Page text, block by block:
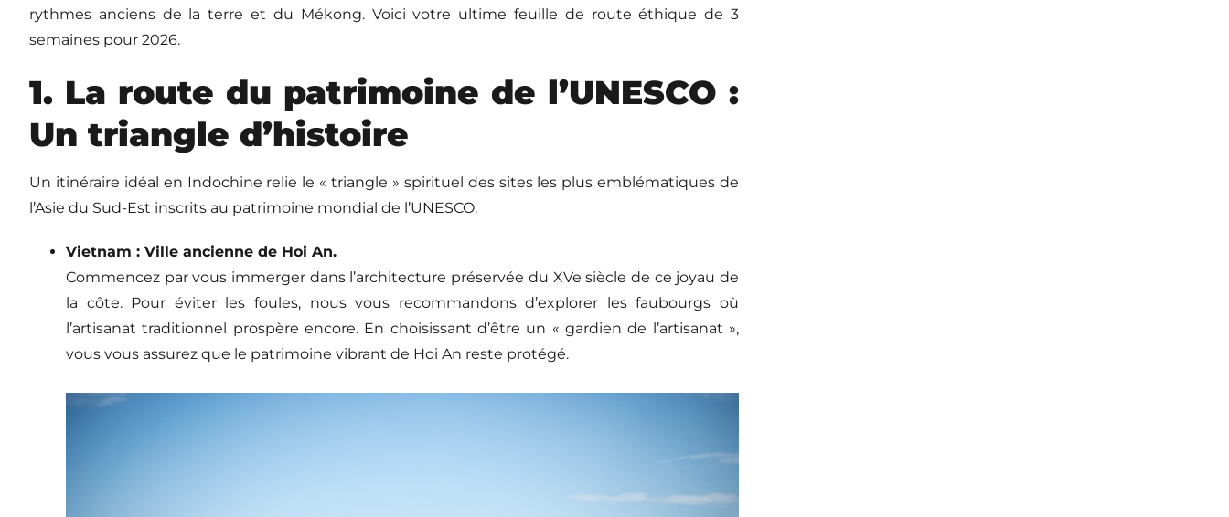
rythmes anciens de la terre et du Mékong. Voici votre ultime feuille de route éthique de 3
semaines pour 2026.
1. La route du patrimoine de l’UNESCO :
Un triangle d’histoire
Un itinéraire idéal en Indochine relie le « triangle » spirituel des sites les plus emblématiques de
l’Asie du Sud-Est inscrits au patrimoine mondial de l’UNESCO.
Vietnam : Ville ancienne de Hoi An.
Commencez par vous immerger dans l’architecture préservée du XVe siècle de ce joyau de
la côte. Pour éviter les foules, nous vous recommandons d’explorer les faubourgs où
l’artisanat traditionnel prospère encore. En choisissant d’être un « gardien de l’artisanat »,
vous vous assurez que le patrimoine vibrant de Hoi An reste protégé.